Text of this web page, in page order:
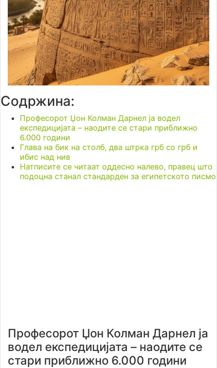
Содржина:
Професорот Џон Колман Дарнел ја водел
експедицијата – наодите се стари приближно
6.000 години
Глава на бик на столб, два штрка грб со грб и
ибис над нив
Натписите се читаат оддесно налево, правец што
подоцна станал стандарден за египетското писмо
Професорот Џон Колман Дарнел ја
водел експедицијата – наодите се
стари приближно 6.000 години